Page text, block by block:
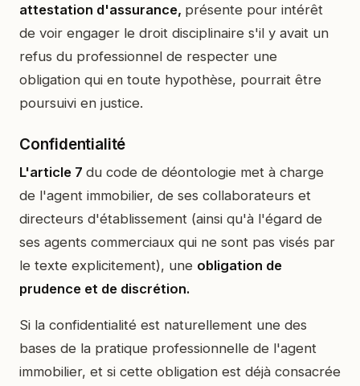
attestation d'assurance, présente pour intérêt
de voir engager le droit disciplinaire s'il y avait un
refus du professionnel de respecter une
obligation qui en toute hypothèse, pourrait être
poursuivi en justice.
Confidentialité
L'article 7 du code de déontologie met à charge
de l'agent immobilier, de ses collaborateurs et
directeurs d'établissement (ainsi qu'à l'égard de
ses agents commerciaux qui ne sont pas visés par
le texte explicitement), une obligation de
prudence et de discrétion.
Si la confidentialité est naturellement une des
bases de la pratique professionnelle de l'agent
immobilier, et si cette obligation est déjà consacrée